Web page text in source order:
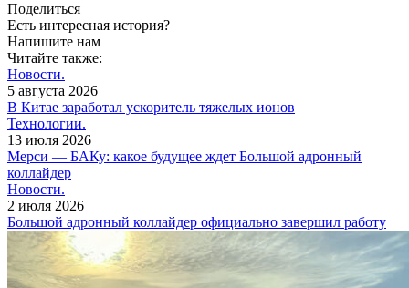
Поделиться
Есть интересная история?
Напишите нам
Читайте также:
Новости.
5 августа 2026
В Китае заработал ускоритель тяжелых ионов
Технологии.
13 июля 2026
Мерси — БАКу: какое будущее ждет Большой адронный
коллайдер
Новости.
2 июля 2026
Большой адронный коллайдер официально завершил работу